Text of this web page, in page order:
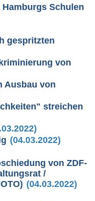
Schulen
gespritzten
von
Ausbau von
streichen
(04.03.2022)
von ZDF-
/
(04.03.2022)